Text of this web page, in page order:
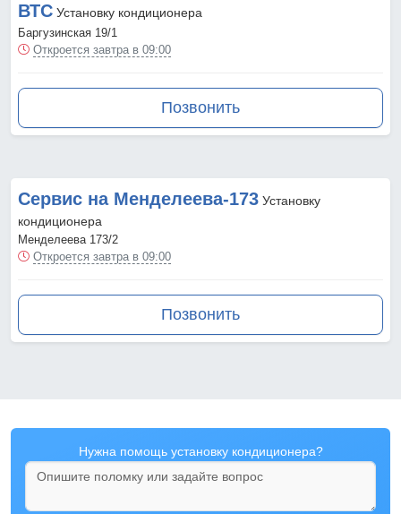
ВТС Установку кондиционера
Баргузинская 19/1
Откроется завтра в 09:00
Позвонить
Сервис на Менделеева-173 Установку
кондиционера
Менделеева 173/2
Откроется завтра в 09:00
Позвонить
Нужна помощь установку кондиционера?